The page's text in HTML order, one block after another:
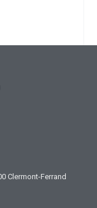
Clermont-Ferrand